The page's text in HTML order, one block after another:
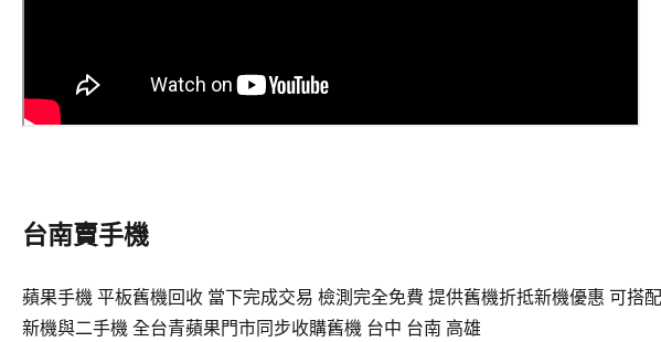
台南賣手機
蘋果手機 平板舊機回收 當下完成交易 檢測完全免費 提供舊機折抵新機優惠 可搭配
新機與二手機 全台青蘋果門市同步收購舊機 台中 台南 高雄